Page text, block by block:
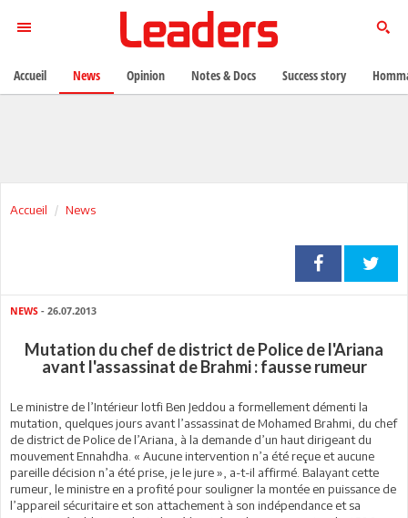
Accueil News
NEWS - 26.07.2013
Mutation du chef de district de Police de l'Ariana
avant l'assassinat de Brahmi : fausse rumeur
Le ministre de l’Intérieur lotfi Ben Jeddou a formellement démenti la
mutation, quelques jours avant l’assassinat de Mohamed Brahmi, du chef
de district de Police de l’Ariana, à la demande d’un haut dirigeant du
mouvement Ennahdha. « Aucune intervention n’a été reçue et aucune
pareille décision n’a été prise, je le jure », a-t-il affirmé. Balayant cette
rumeur, le ministre en a profité pour souligner la montée en puissance de
l’appareil sécuritaire et son attachement à son indépendance et sa
Accueil News Opinion Notes & Docs Success story